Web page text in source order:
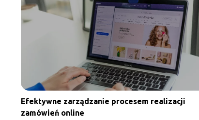
Efektywne zarządzanie procesem realizacji
zamówień online